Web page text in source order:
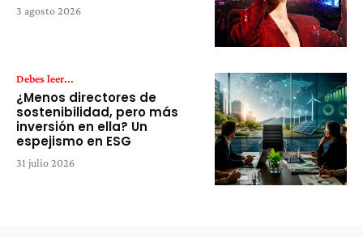
3 agosto 2026
Debes leer...
¿Menos directores de
sostenibilidad, pero más
inversión en ella? Un
espejismo en ESG
31 julio 2026